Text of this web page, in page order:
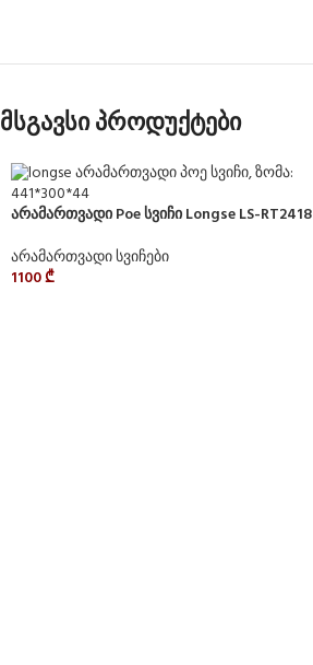
მსგავსი პროდუქტები
არამართვადი Poe სვიჩი Longse LS-RT2418
არამართვადი სვიჩები
1100₾